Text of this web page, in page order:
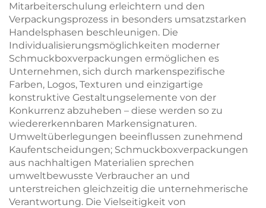
Mitarbeiterschulung erleichtern und den
Verpackungsprozess in besonders umsatzstarken
Handelsphasen beschleunigen. Die
Individualisierungsmöglichkeiten moderner
Schmuckboxverpackungen ermöglichen es
Unternehmen, sich durch markenspezifische
Farben, Logos, Texturen und einzigartige
konstruktive Gestaltungselemente von der
Konkurrenz abzuheben – diese werden so zu
wiedererkennbaren Markensignaturen.
Umweltüberlegungen beeinflussen zunehmend
Kaufentscheidungen; Schmuckboxverpackungen
aus nachhaltigen Materialien sprechen
umweltbewusste Verbraucher an und
unterstreichen gleichzeitig die unternehmerische
Verantwortung. Die Vielseitigkeit von